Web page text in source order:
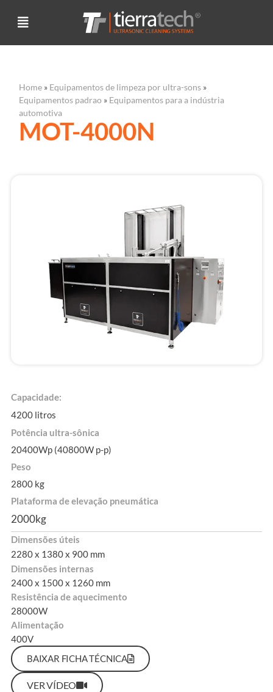
Home » Equipamentos de limpeza por ultra-sons »
Equipamentos padrao » Equipamentos para a indústria
automotiva
MOT-4000N
Capacidade:
4200 litros
Potência ultra-sônica
20400Wp (40800W p-p)
Peso
2800 kg
Plataforma de elevação pneumática
2000kg
Dimensões úteis
2280 x 1380 x 900 mm
Dimensões internas
2400 x 1500 x 1260 mm
Resistência de aquecimento
28000W
Alimentação
400V
BAIXAR FICHA TÉCNICA
VER VÍDEO